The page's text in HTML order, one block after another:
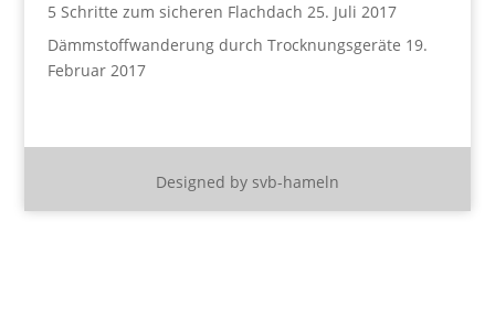
5 Schritte zum sicheren Flachdach 25. Juli 2017
Dämmstoffwanderung durch Trocknungsgeräte 19.
Februar 2017
Designed by svb-hameln